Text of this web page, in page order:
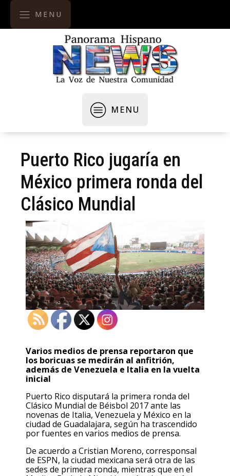
MENU
MENU
Puerto Rico jugaría en
México primera ronda del
Clásico Mundial
Varios medios de prensa reportaron que
los boricuas se medirán al anfitrión,
además de Venezuela e Italia en la vuelta
inicial
Puerto Rico disputará la primera ronda del
Clásico Mundial de Béisbol 2017 ante las
novenas de Italia, Venezuela y México en la
ciudad de Guadalajara, según ha trascendido
por fuentes en varios medios de prensa.
De acuerdo a Cristian Moreno, corresponsal
de ESPN, la ciudad mexicana será otra de las
sedes de primera ronda, mientras que en el